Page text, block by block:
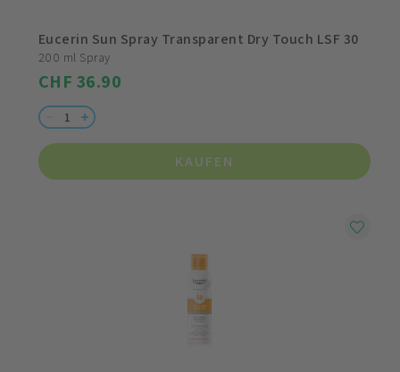
Eucerin Sun Spray Transparent Dry Touch LSF 30
200 ml Spray
CHF 36.90
KAUFEN